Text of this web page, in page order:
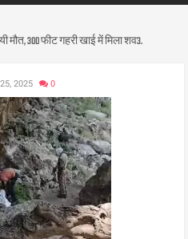
300 फीट गहरी खाई में मिला शव3.
2025 0